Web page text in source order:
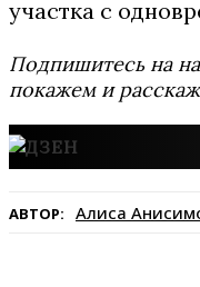
участка с
Подпишитесь на
покажем и
АВТОР: Алиса